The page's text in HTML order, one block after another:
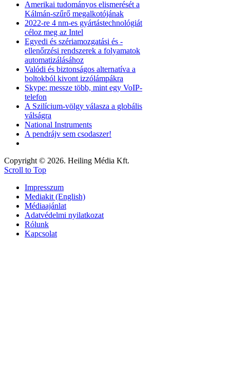
Amerikai tudományos elismerését a
Kálmán-szűrő megalkotójának
2022-re 4 nm-es gyártástechnológiát
céloz meg az Intel
Egyedi és szériamozgatási és -
ellenőrzési rendszerek a folyamatok
automatizálásához
Valódi és biztonságos alternatíva a
boltokból kivont izzólámpákra
Skype: messze több, mint egy VoIP-
telefon
A Szilícium-völgy válasza a globális
válságra
National Instruments
A pendrájv sem csodaszer!
Copyright © 2026. Heiling Média Kft.
Scroll to Top
Impresszum
Mediakit (English)
Médiaajánlat
Adatvédelmi nyilatkozat
Rólunk
Kapcsolat